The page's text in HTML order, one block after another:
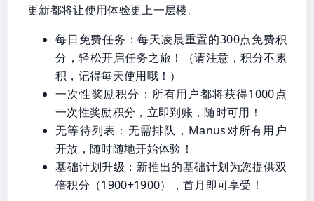
更新都将让使用体验更上一层楼。
每日免费任务：每天凌晨重置的300点免费积
分，轻松开启任务之旅！（请注意，积分不累
积，记得每天使用哦！）
一次性奖励积分：所有用户都将获得1000点
一次性奖励积分，立即到账，随时可用！
无等待列表：无需排队，Manus对所有用户
开放，随时随地开始体验！
基础计划升级：新推出的基础计划为您提供双
倍积分（1900+1900），首月即可享受！